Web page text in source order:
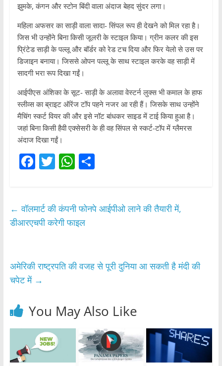
झुमके, कंगन और स्टोन बिंदी वाला अंदाज बेहद सुंदर लगा।
महिला अफसर का साड़ी वाला सादा- सिंपल रूप ही देखने को मिल रहा है।
जिस भी उन्होंने बिना किसी जूलरी के स्टाइल किया। ग्रीन कलर की इस
प्रिंटेड साड़ी के पल्लू और बॉर्डर को रेड टच दिया और फिर येलो से उस पर
डिजाइन बनाया। जिससे ओपन पल्लू के साथ स्टाइल करके वह साड़ी में
सादगी भरा रूप दिखा गईं।
आईपीएस अंशिका के सूट- साड़ी के अलावा वेस्टर्न लुक्स भी कमाल के हाफ
स्लीव्स का ब्राइट ऑरेंज टॉप पहने नजर आ रही हैं। जिसके साथ उन्होंने
मैचिंग स्कर्ट वियर की और इसे नॉट बांधकर साइड में टाई किया हुआ है।
जहां बिना किसी हैवी एक्सेसरी के ही वह सिंपल से स्कर्ट-टॉप में ग्लैमरस
अंदाज दिखा गईं।
F
e
b
k
T
er
W
s
A
p
S
e
← वॉलमार्ट की कंपनी फोनपे आईपीओ लाने की तैयारी में,
डीआरएचपी करेगी फाइल
अमेरिकी राष्ट्रपति की वजह से पूरी दुनिया आ सकती है मंदी की
चपेट में →
You May Also Like